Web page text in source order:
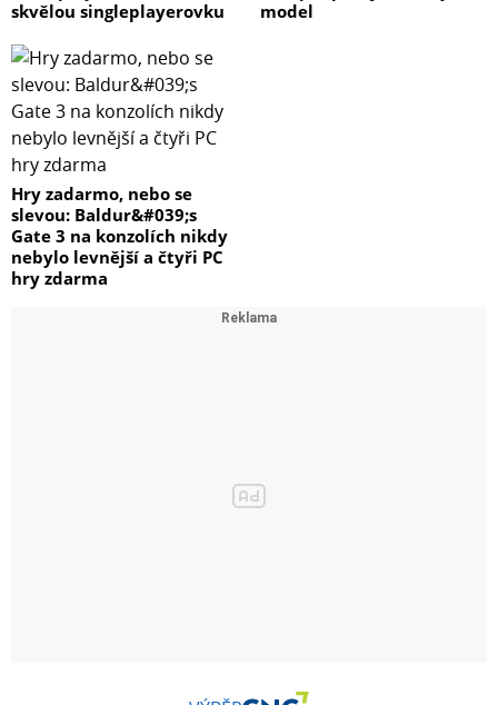
skvělou singleplayerovku
model
Hry zadarmo, nebo se
slevou: Baldur&#039;s
Gate 3 na konzolích nikdy
nebylo levnější a čtyři PC
hry zdarma